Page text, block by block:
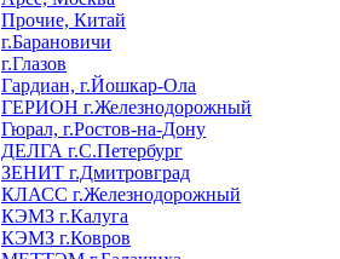
Прочие, Китай
г.Барановичи
г.Глазов
Гардиан, г.Йошкар-Ола
ГЕРИОН г.Железнодорожный
Гюрал, г.Ростов-на-Дону
ДЕЛГА г.С.Петербург
ЗЕНИТ г.Дмитровград
КЛАСС г.Железнодорожный
КЭМЗ г.Калуга
КЭМЗ г.Ковров